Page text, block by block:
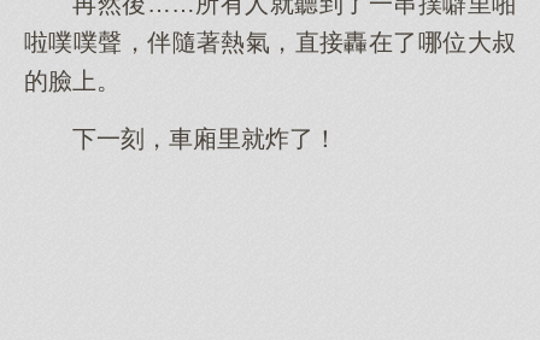
啦噗噗聲，伴隨著熱氣，直接轟在了哪位大叔
的臉上。
下一刻，車廂里就炸了！